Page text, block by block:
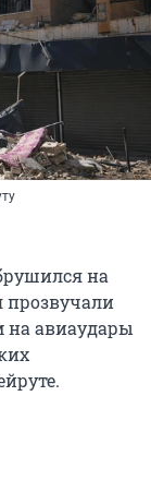
на
прозвучали
на авиаудары